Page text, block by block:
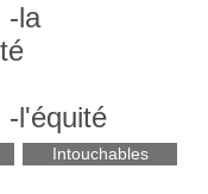
Intouchables